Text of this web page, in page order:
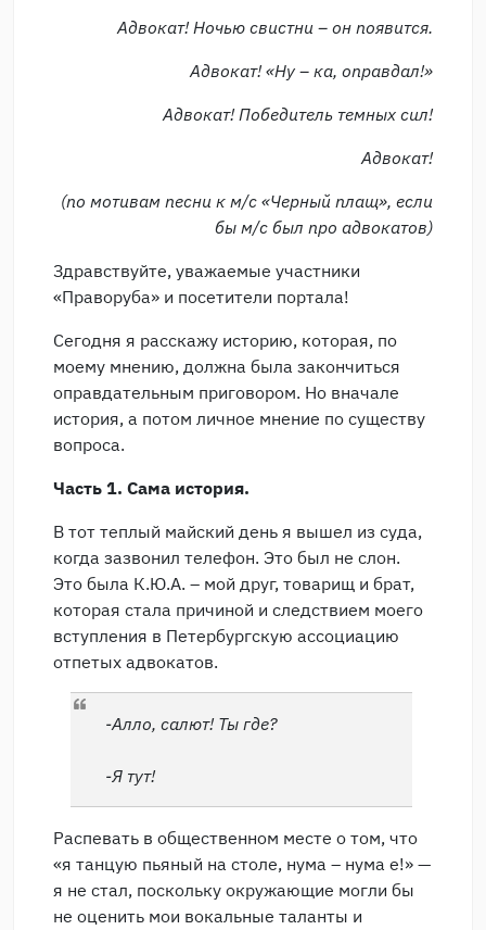
Адвокат! Ночью свистни – он появится.
Адвокат! «Ну – ка, оправдал!»
Адвокат! Победитель темных сил!
Адвокат!
(по мотивам песни к м/с «Черный плащ», если
бы м/с был про адвокатов)
Здравствуйте, уважаемые участники
«Праворуба» и посетители портала!
Сегодня я расскажу историю, которая, по
моему мнению, должна была закончиться
оправдательным приговором. Но вначале
история, а потом личное мнение по существу
вопроса.
Часть 1. Сама история.
В тот теплый майский день я вышел из суда,
когда зазвонил телефон. Это был не слон.
Это была К.Ю.А. – мой друг, товарищ и брат,
которая стала причиной и следствием моего
вступления в Петербургскую ассоциацию
отпетых адвокатов.
-Алло, салют! Ты где?
-Я тут!
Распевать в общественном месте о том, что
«я танцую пьяный на столе, нума – нума е!» —
я не стал, поскольку окружающие могли бы
не оценить мои вокальные таланты и